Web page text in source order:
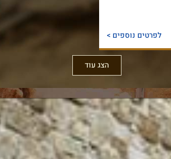
לפרטים נוספים >
הצג עוד